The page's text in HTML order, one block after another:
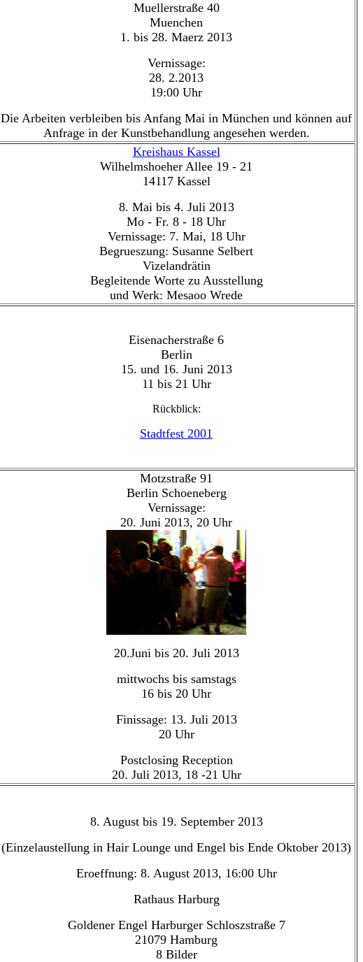
Muellerstraße 40
Muenchen
1. bis 28. Maerz 2013
Vernissage:
28. 2.2013
19:00 Uhr
Die Arbeiten verbleiben bis Anfang Mai in München und können auf
Anfrage in der Kunstbehandlung angesehen werden.
Kreishaus Kassel
Wilhelmshoeher Allee 19 - 21
14117 Kassel
8. Mai bis 4. Juli 2013
Mo - Fr. 8 - 18 Uhr
Vernissage: 7. Mai, 18 Uhr
Begrueszung: Susanne Selbert
Vizelandrätin
Begleitende Worte zu Ausstellung
und Werk: Mesaoo Wrede
Eisenacherstraße 6
Berlin
15. und 16. Juni 2013
11 bis 21 Uhr
Rückblick:
Stadtfest 2001
Motzstraße 91
Berlin Schoeneberg
Vernissage:
20. Juni 2013, 20 Uhr
20.Juni bis 20. Juli 2013
mittwochs bis samstags
16 bis 20 Uhr
Finissage: 13. Juli 2013
20 Uhr
Postclosing Reception
20. Juli 2013, 18 -21 Uhr
8. August bis 19. September 2013
(Einzelaustellung in Hair Lounge und Engel bis Ende Oktober 2013)
Eroeffnung: 8. August 2013, 16:00 Uhr
Rathaus Harburg
Goldener Engel Harburger Schloszstraße 7
21079 Hamburg
8 Bilder